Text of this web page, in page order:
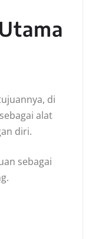
di
alat
diri.
sebagai